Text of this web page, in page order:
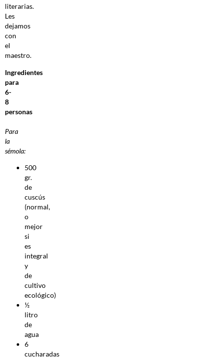
literarias.
Les
dejamos
con
el
maestro.
Ingredientes
para
6-
8
personas
Para
la
sémola:
500
gr.
de
cuscús
(normal,
o
mejor
si
es
integral
y
de
cultivo
ecológico)
½
litro
de
agua
6
cucharadas